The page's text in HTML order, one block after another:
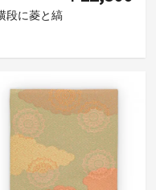
段に菱と縞